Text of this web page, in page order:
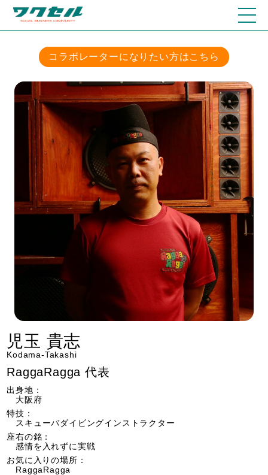
コラボレーターになりたい方はこちら
児玉 貴志
Kodama-Takashi
RaggaRagga 代表
出身地：
大阪府
特技：
スキューバダイビングインストラクター
座右の銘：
感情を入れずに実戦
お気に入りの場所：
RaggaRagga